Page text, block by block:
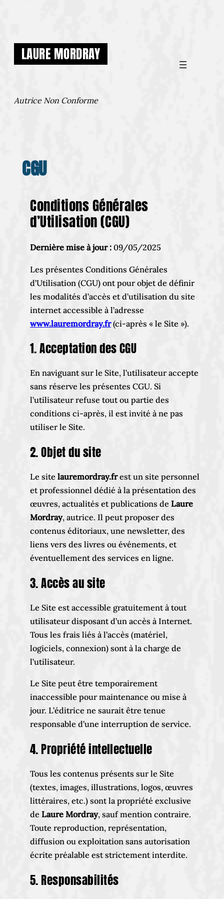
LAURE MORDRAY
Autrice Non Conforme
CGU
Conditions Générales
d’Utilisation (CGU)
Dernière mise à jour : 09/05/2025
Les présentes Conditions Générales
d’Utilisation (CGU) ont pour objet de définir
les modalités d’accès et d’utilisation du site
internet accessible à l’adresse
www.lauremordray.fr(ci-après « le Site »).
1. Acceptation des CGU
En naviguant sur le Site, l’utilisateur accepte
sans réserve les présentes CGU. Si
l’utilisateur refuse tout ou partie des
conditions ci-après, il est invité à ne pas
utiliser le Site.
2. Objet du site
Le site lauremordray.frest un site personnel
et professionnel dédié à la présentation des
œuvres, actualités et publications de Laure
Mordray, autrice. Il peut proposer des
contenus éditoriaux, une newsletter, des
liens vers des livres ou événements, et
éventuellement des services en ligne.
3. Accès au site
Le Site est accessible gratuitement à tout
utilisateur disposant d’un accès à Internet.
Tous les frais liés à l’accès (matériel,
logiciels, connexion) sont à la charge de
l’utilisateur.
Le Site peut être temporairement
inaccessible pour maintenance ou mise à
jour. L’éditrice ne saurait être tenue
responsable d’une interruption de service.
4. Propriété intellectuelle
Tous les contenus présents sur le Site
(textes, images, illustrations, logos, œuvres
littéraires, etc.) sont la propriété exclusive
de Laure Mordray, sauf mention contraire.
Toute reproduction, représentation,
diffusion ou exploitation sans autorisation
écrite préalable est strictement interdite.
5. Responsabilités